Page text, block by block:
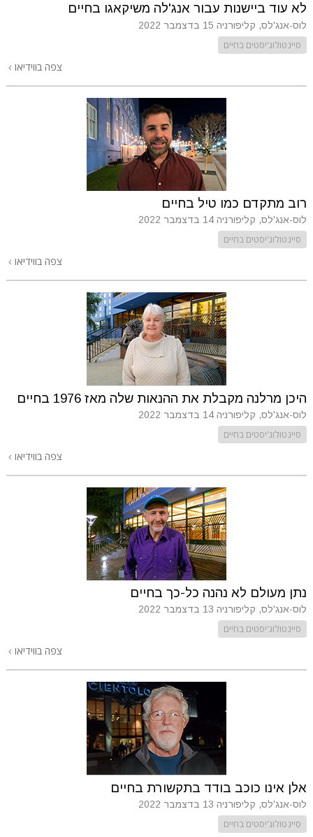
לא עוד ביישנות עבור אנג'לה משיקאגו בחיים
לוס-אנג'לס, קליפורניה 15 בדצמבר 2022
סיינטולוג'יסטים בחיים
צפה בווידיאו
רוב מתקדם כמו טיל בחיים
לוס-אנג'לס, קליפורניה 14 בדצמבר 2022
סיינטולוג'יסטים בחיים
צפה בווידיאו
היכן מרלנה מקבלת את ההנאות שלה מאז 1976 בחיים
לוס-אנג'לס, קליפורניה 14 בדצמבר 2022
סיינטולוג'יסטים בחיים
צפה בווידיאו
נתן מעולם לא נהנה כל-כך בחיים
לוס-אנג'לס, קליפורניה 13 בדצמבר 2022
סיינטולוג'יסטים בחיים
צפה בווידיאו
אלן אינו כוכב בודד בתקשורת בחיים
לוס-אנג'לס, קליפורניה 13 בדצמבר 2022
סיינטולוג'יסטים בחיים